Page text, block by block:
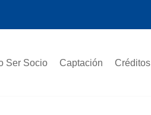
Ser Socio Captación Créditos